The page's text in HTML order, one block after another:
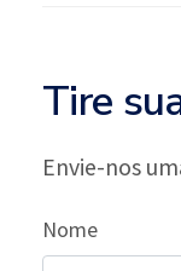
Tire
Envie-nos
Nome